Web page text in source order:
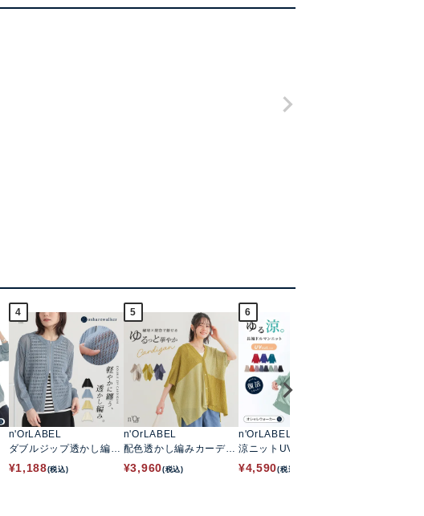
4
n'OrLABEL
ダブルジップ透かし編み
ニットカーディガン
¥1,188(税込)
5
n'OrLABEL
配色透かし編みカーディ
ガン
¥3,960(税込)
6
n'OrLABEL
涼ニットUVドルマンカ
ーディガン
¥4,590(税込)